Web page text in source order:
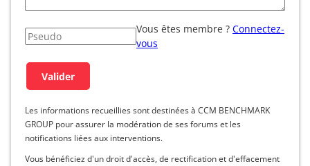
Vous êtes membre ? Connectez-
vous
Les informations recueillies sont destinées à CCM BENCHMARK
GROUP pour assurer la modération de ses forums et les
notifications liées aux interventions.
Vous bénéficiez d'un droit d'accès, de rectification et d'effacement